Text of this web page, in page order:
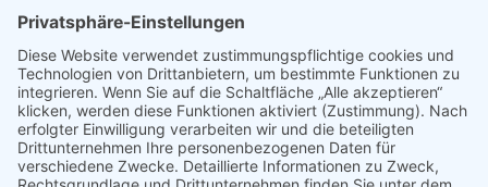
betont sie, wie wichtig ein solcher Plan für das berufliches
Glück ist.